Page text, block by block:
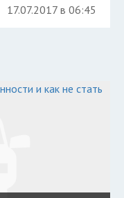
17.07.2017 в 06:45